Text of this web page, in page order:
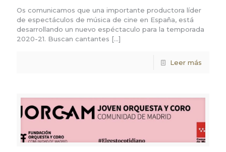
Os comunicamos que una importante productora líder
de espectáculos de música de cine en España, está
desarrollando un nuevo espéctaculo para la temporada
2020-21. Buscan cantantes […]
Leer más